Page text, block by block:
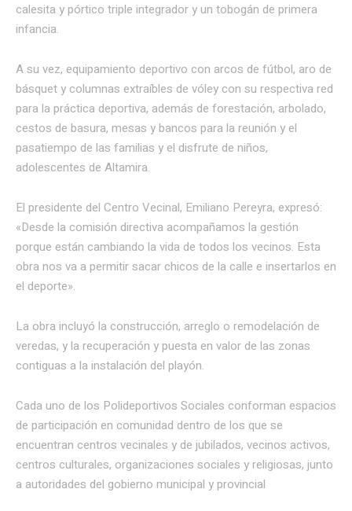
calesita y pórtico triple integrador y un tobogán de primera
infancia.
A su vez, equipamiento deportivo con arcos de fútbol, aro de
básquet y columnas extraíbles de vóley con su respectiva red
para la práctica deportiva, además de forestación, arbolado,
cestos de basura, mesas y bancos para la reunión y el
pasatiempo de las familias y el disfrute de niños,
adolescentes de Altamira.
El presidente del Centro Vecinal, Emiliano Pereyra, expresó:
«Desde la comisión directiva acompañamos la gestión
porque están cambiando la vida de todos los vecinos. Esta
obra nos va a permitir sacar chicos de la calle e insertarlos en
el deporte».
La obra incluyó la construcción, arreglo o remodelación de
veredas, y la recuperación y puesta en valor de las zonas
contiguas a la instalación del playón.
Cada uno de los Polideportivos Sociales conforman espacios
de participación en comunidad dentro de los que se
encuentran centros vecinales y de jubilados, vecinos activos,
centros culturales, organizaciones sociales y religiosas, junto
a autoridades del gobierno municipal y provincial